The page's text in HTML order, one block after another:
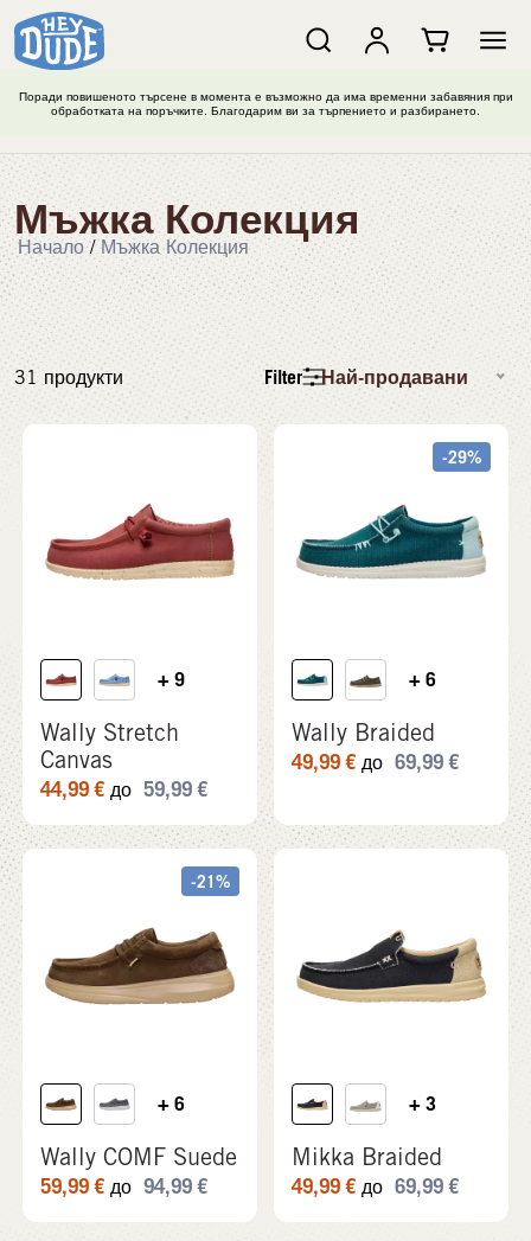
Поради повишеното търсене в момента е възможно да има временни забавяния при
обработката на поръчките. Благодарим ви за търпението и разбирането.
Мъжка Колекция
Начало / Мъжка Колекция
31 продукти Filter Най-продавани
+ 9
Wally Stretch
Canvas
44,99€ до 59,99€
-29%
+ 6
Wally Braided
49,99€ до 69,99€
-21%
+ 6
Wally COMF Suede
59,99€ до 94,99€
+ 3
Mikka Braided
49,99€ до 69,99€